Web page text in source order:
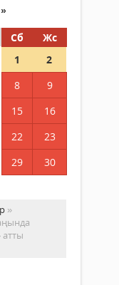
Сб
Жс
1
2
8
9
15
16
22
23
29
30
»